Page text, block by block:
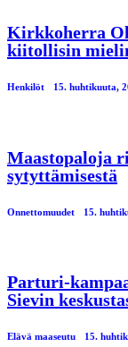
Kirkkoherra
kiitollisin
Henkilöt 15. huhtikuuta,
Maastopaloja
sytyttämisestä
Onnettomuudet 15.
Parturi-
Sievin
Elävä maaseutu 15.